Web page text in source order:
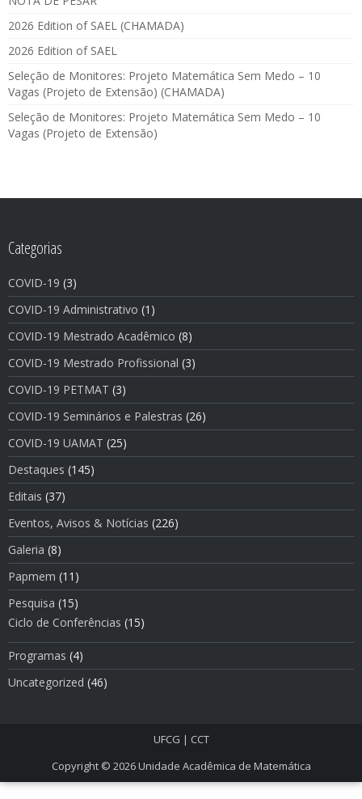
2026 Edition of SAEL (CHAMADA)
2026 Edition of SAEL
Seleção de Monitores: Projeto Matemática Sem Medo – 10
Vagas (Projeto de Extensão) (CHAMADA)
Seleção de Monitores: Projeto Matemática Sem Medo – 10
Vagas (Projeto de Extensão)
Categorias
COVID-19 (3)
COVID-19 Administrativo (1)
COVID-19 Mestrado Acadêmico (8)
COVID-19 Mestrado Profissional (3)
COVID-19 PETMAT (3)
COVID-19 Seminários e Palestras (26)
COVID-19 UAMAT (25)
Destaques (145)
Editais (37)
Eventos, Avisos & Notí­cias (226)
Galeria (8)
Papmem (11)
Pesquisa (15)
Ciclo de Conferências (15)
Programas (4)
Uncategorized (46)
UFCG | CCT
Copyright © 2026Unidade Acadêmica de Matemática